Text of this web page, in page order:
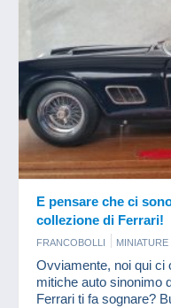
E pensare che ci
collezione di Ferrari!
FRANCOBOLLI MINIATURE
Ovviamente, noi qui ci
mitiche auto sinonimo
Ferrari ti fa sognare?